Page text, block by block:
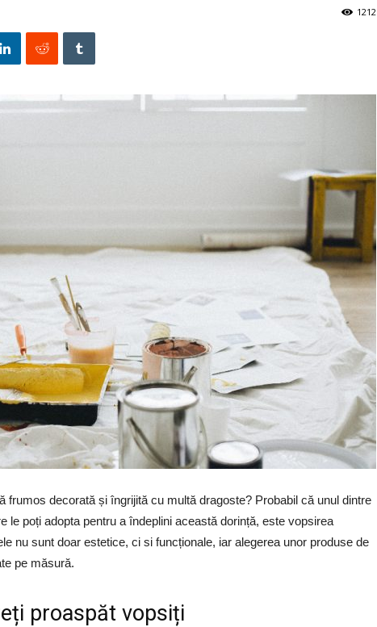
1212
frumos decorată și îngrijită cu multă dragoste? Probabil că unul dintre
le poți adopta pentru a îndeplini această dorință, este vopsirea
nu sunt doar estetice, ci si funcționale, iar alegerea unor produse de
pe măsură.
proaspăt vopsiți